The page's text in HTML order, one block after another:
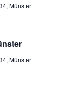
Münster
Münster